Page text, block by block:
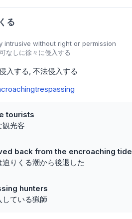
る
intrusive without right or permission
なしに徐々に侵入する
入する 不法侵入する
trespassing
tourists
観光客
back from the encroaching tide
迫りくる潮から後退した
hunters
している猟師